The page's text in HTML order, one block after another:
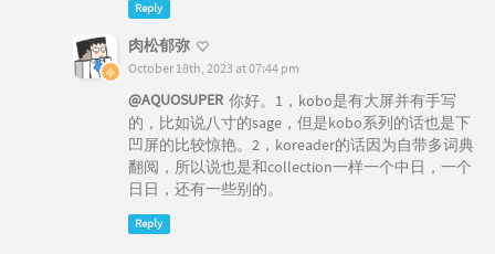
Reply
肉松郁弥
October 18th, 2023 at 07:44 pm
@AQUOSUPER 你好。1，kobo是有大屏并有手写
的，比如说八寸的sage，但是kobo系列的话也是下
凹屏的比较惊艳。2，koreader的话因为自带多词典
翻阅，所以说也是和collection一样一个中日，一个
日日，还有一些别的。
Reply